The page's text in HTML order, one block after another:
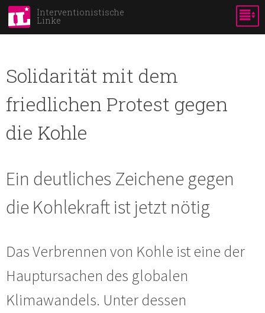
Skip to
content
Interventionistische
Linke
Solidarität mit dem
friedlichen Protest gegen
die Kohle
Ein deutliches Zeichene gegen
die Kohlekraft ist jetzt nötig
Das Verbrennen von Kohle ist eine der
Hauptursachen des globalen
Klimawandels. Unter dessen